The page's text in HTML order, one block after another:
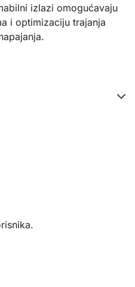
izlazi omogućavaju
i optimizaciju trajanja